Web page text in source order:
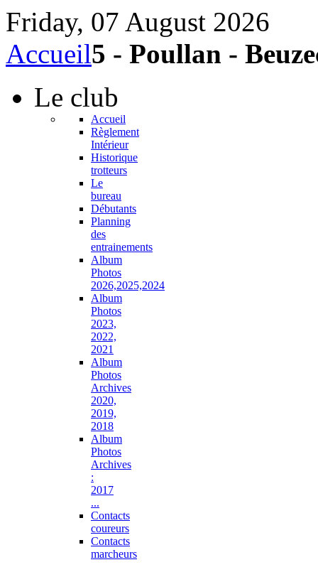
Friday, 07 August 2026
Accueil5 - Poullan -
Le club
Accueil
Règlement
Intérieur
Historique
trotteurs
Le
bureau
Débutants
Planning
des
entrainements
Album
Photos
2026,2025,2024
Album
Photos
2023,
2022,
2021
Album
Photos
Archives
2020,
2019,
2018
Album
Photos
Archives
:
2017
...
Contacts
coureurs
Contacts
marcheurs